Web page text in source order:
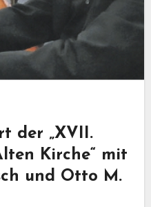
der „XVII.
Kirche“ mit
und Otto M.